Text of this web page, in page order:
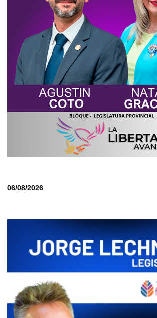
06/08/2026